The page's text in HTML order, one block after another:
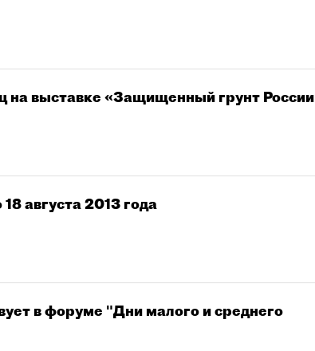
на выставке «Защищенный грунт России
августа 2013 года
в форуме "Дни малого и среднего